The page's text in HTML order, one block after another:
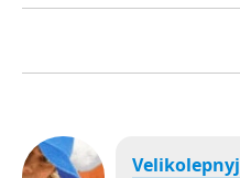
Velikolepnyj